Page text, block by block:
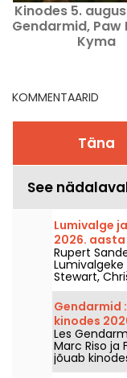
Kinodes 5.
Gendarmid, Paw
Kyma
KOMMENTAARID
Täna
See
Lumivalge
2026.
Rupert
Stewart,
naaseb
Gendarmid
kinodes
Les
Marc Riso ja
jõuab